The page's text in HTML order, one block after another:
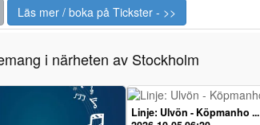
Läs mer / boka på Tickster - >>
i närheten av Stockholm
Linje: Ulvön - Köpmanho ...